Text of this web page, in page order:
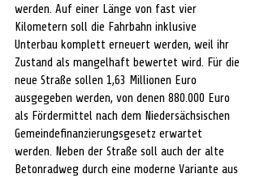
werden. Auf einer Länge von fast vier
Kilometern soll die Fahrbahn inklusive
Unterbau komplett erneuert werden, weil ihr
Zustand als mangelhaft bewertet wird. Für die
neue Straße sollen 1,63 Millionen Euro
ausgegeben werden, von denen 880.000 Euro
als Fördermittel nach dem Niedersächsischen
Gemeindefinanzierungsgesetz erwartet
werden. Neben der Straße soll auch der alte
Betonradweg durch eine moderne Variante aus